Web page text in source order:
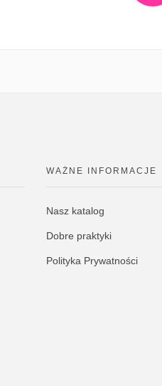
WAŻNE INFORMACJE
Nasz katalog
Dobre praktyki
Polityka Prywatności